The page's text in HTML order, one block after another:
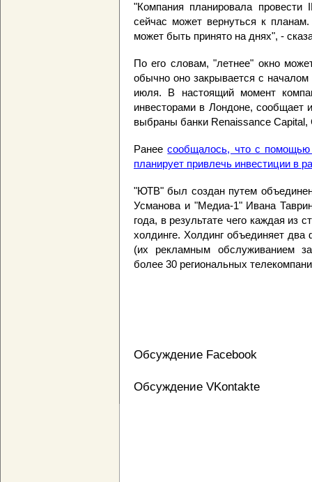
"Компания планировала
сейчас может вернуться к
может быть принято на днях", -
По его словам, "летнее" окно
обычно оно закрывается с
июля. В настоящий момент
инвесторами в Лондоне, сообщает
выбраны банки Renaissance Capital,
Ранеесообщалось, что с
планирует привлечь инвестиции в
"ЮТВ" был создан путем
Усманова и "Медиа-1" Ивана
года, в результате чего каждая из
холдинге. Холдинг объединяет
(их рекламным обслуживанием
более 30 региональных
Обсуждение Facebook
Обсуждение VKontakte